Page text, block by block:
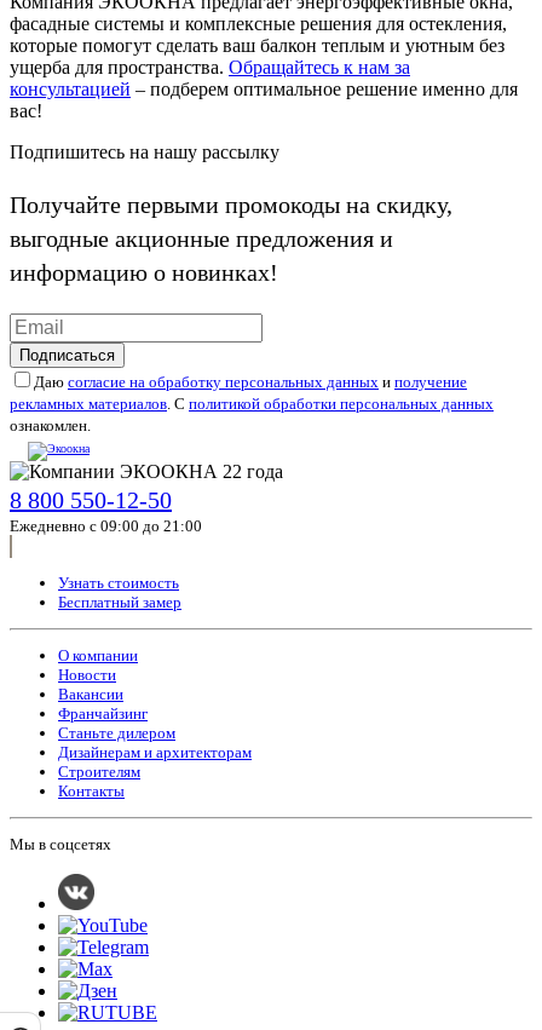
фасадные системы и комплексные решения для остекления,
которые помогут сделать ваш балкон теплым и уютным без
ущерба для пространства. Обращайтесь к нам за
консультацией – подберем оптимальное решение именно для
вас!
Подпишитесь на нашу рассылку
Получайте первыми промокоды на скидку,
выгодные акционные предложения и
информацию о новинках!
Подписаться
Даю согласие на обработку персональных данных и получение
рекламных материалов. С политикой обработки персональных данных
ознакомлен.
8 800 550-12-50
Ежедневно с 09:00 до 21:00
Узнать стоимость
Бесплатный замер
О компании
Новости
Вакансии
Франчайзинг
Станьте дилером
Дизайнерам и архитекторам
Строителям
Контакты
Мы в соцсетях